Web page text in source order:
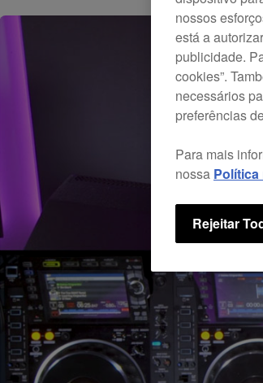
nossos
está a
publicidade.
cookies”.
necessários
preferências
Para mais
nossa Política
Rejeitar